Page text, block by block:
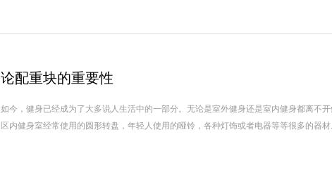
论配重块的重要性
如今，健身已经成为了大多说人生活中的一部分。无论是室外健身还是室内健身都离不
区内健身室经常使用的圆形转盘，年轻人使用的哑铃，各种灯饰或者电器等等很多的器材